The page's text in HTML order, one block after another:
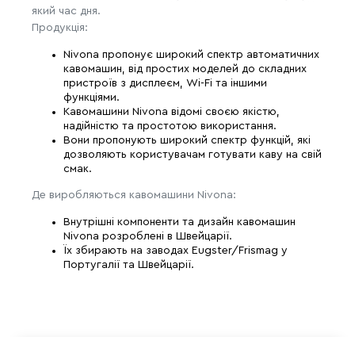
який час дня.
Продукція:
Nivona пропонує широкий спектр автоматичних
кавомашин, від простих моделей до складних
пристроїв з дисплеєм, Wi-Fi та іншими
функціями.
Кавомашини Nivona відомі своєю якістю,
надійністю та простотою використання.
Вони пропонують широкий спектр функцій, які
дозволяють користувачам готувати каву на свій
смак.
Де виробляються кавомашини Nivona:
Внутрішні компоненти та дизайн кавомашин
Nivona розроблені в Швейцарії.
Їх збирають на заводах Eugster/Frismag у
Португалії та Швейцарії.